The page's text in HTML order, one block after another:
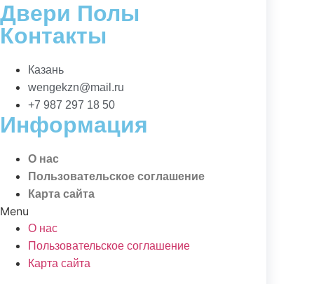
Двери Полы
Контакты
Казань
wengekzn@mail.ru
+7 987 297 18 50
Информация
О нас
Пользовательское соглашение
Карта сайта
Menu
О нас
Пользовательское соглашение
Карта сайта